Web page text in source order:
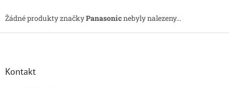
Žádné produkty značkyPanasonicnebyly nalezeny...
Kontakt